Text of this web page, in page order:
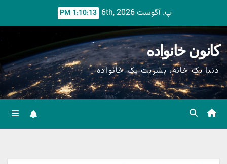
content
پ. آگوست 6th, 2026 1:10:14 PM
کانون خانواده
دنیا یک خانه، بشریت یک خانواده